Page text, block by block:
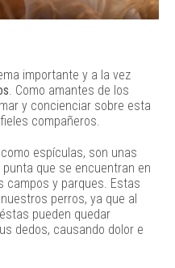
importante y a la vez
. Como amantes de los
y concienciar sobre esta
compañeros.
espículas, son unas
que se encuentran en
campos y parques. Estas
perros, ya que al
pueden quedar
dedos, causando dolor e